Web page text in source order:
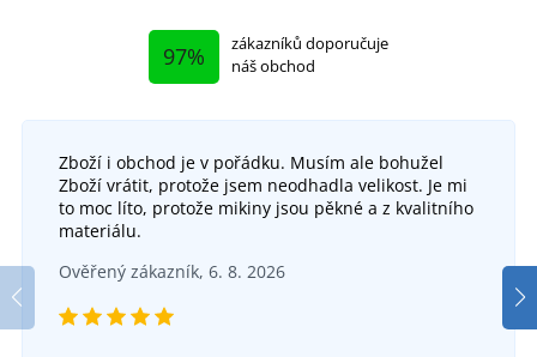
Pánská pracovní blůza SHELDON
DO 5 DNŮ
Pánské reflexní pracovní kalhoty CXS BENSON
97%
zákazníků doporučuje
náš obchod
Zboží i obchod je v pořádku. Musím ale bohužel
Zboží vrátit, protože jsem neodhadla velikost. Je mi
to moc líto, protože mikiny jsou pěkné a z kvalitního
materiálu.
Ověřený zákazník, 6. 8. 2026